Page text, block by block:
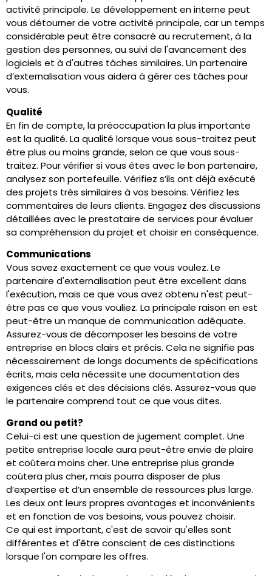
activité principale. Le développement en interne peut
vous détourner de votre activité principale, car un temps
considérable peut être consacré au recrutement, à la
gestion des personnes, au suivi de l'avancement des
logiciels et à d'autres tâches similaires. Un partenaire
d’externalisation vous aidera à gérer ces tâches pour
vous.
Qualité
En fin de compte, la préoccupation la plus importante
est la qualité. La qualité lorsque vous sous-traitez peut
être plus ou moins grande, selon ce que vous sous-
traitez. Pour vérifier si vous êtes avec le bon partenaire,
analysez son portefeuille. Vérifiez s’ils ont déjà exécuté
des projets très similaires à vos besoins. Vérifiez les
commentaires de leurs clients. Engagez des discussions
détaillées avec le prestataire de services pour évaluer
sa compréhension du projet et choisir en conséquence.
Communications
Vous savez exactement ce que vous voulez. Le
partenaire d'externalisation peut être excellent dans
l'exécution, mais ce que vous avez obtenu n'est peut-
être pas ce que vous vouliez. La principale raison en est
peut-être un manque de communication adéquate.
Assurez-vous de décomposer les besoins de votre
entreprise en blocs clairs et précis. Cela ne signifie pas
nécessairement de longs documents de spécifications
écrits, mais cela nécessite une documentation des
exigences clés et des décisions clés. Assurez-vous que
le partenaire comprend tout ce que vous dites.
Grand ou petit?
Celui-ci est une question de jugement complet. Une
petite entreprise locale aura peut-être envie de plaire
et coûtera moins cher. Une entreprise plus grande
coûtera plus cher, mais pourra disposer de plus
d’expertise et d’un ensemble de ressources plus large.
Les deux ont leurs propres avantages et inconvénients
et en fonction de vos besoins, vous pouvez choisir.
Ce qui est important, c'est de savoir qu'elles sont
différentes et d'être conscient de ces distinctions
lorsque l'on compare les offres.